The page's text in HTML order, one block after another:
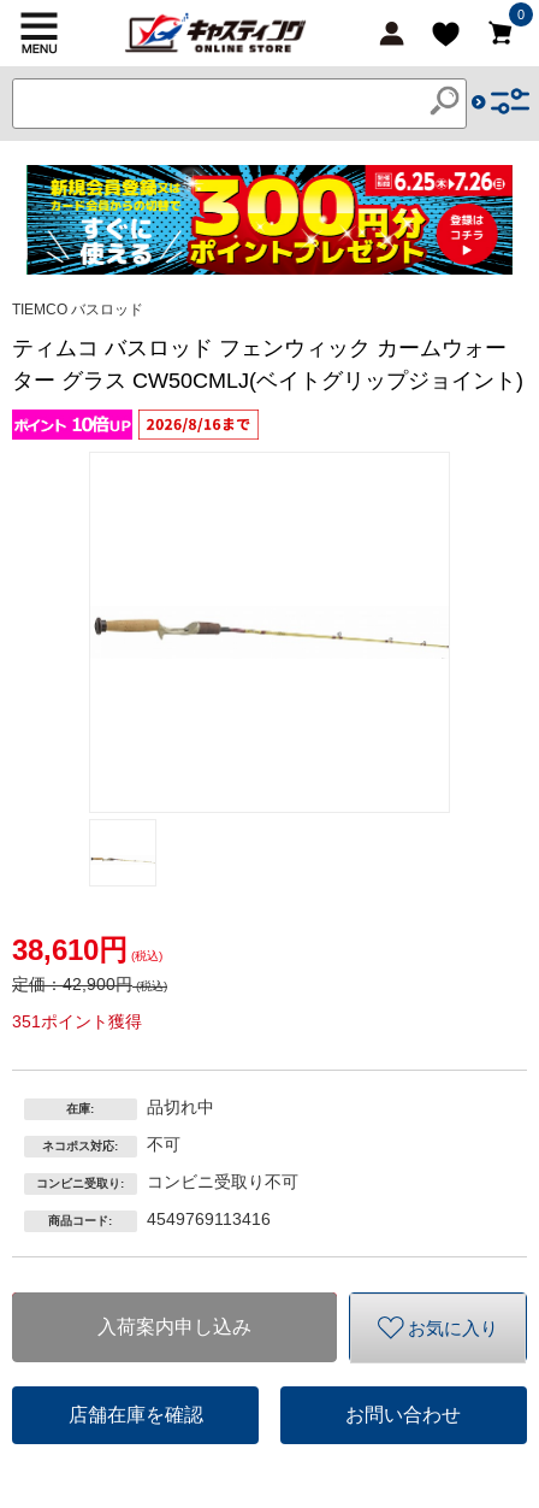
0
TIEMCO バスロッド
ティムコ バスロッド フェンウィック カームウォー
ター グラス CW50CMLJ(ベイトグリップジョイント)
38,610円 (税込)
定価：42,900円(税込)
351ポイント獲得
在庫: 品切れ中
ネコポス対応: 不可
コンビニ受取り: コンビニ受取り不可
商品コード: 4549769113416
入荷案内申し込み お気に入り
店舗在庫を確認 お問い合わせ